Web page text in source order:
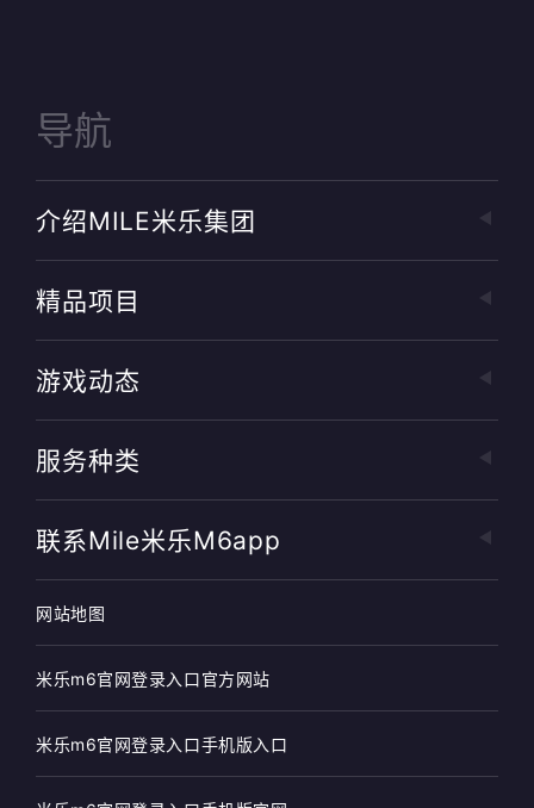
导航
介绍MILE米乐集团
精品项目
游戏动态
服务种类
联系mile米乐m6app
网站地图
米乐m6官网登录入口官方网站
米乐m6官网登录入口手机版入口